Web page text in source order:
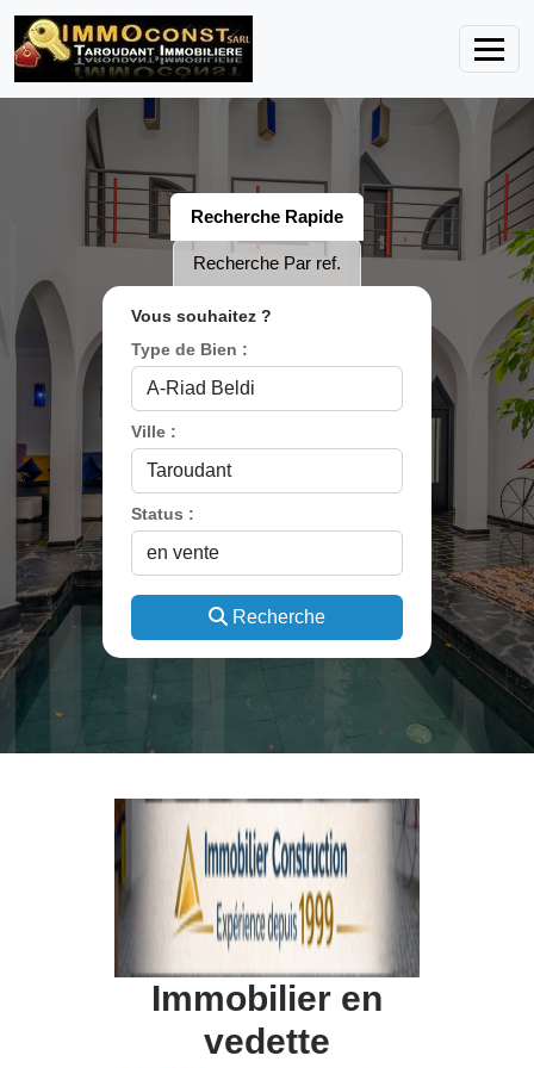
Recherche Rapide
Recherche Par ref.
Vous souhaitez ?
Type de Bien :
Ville :
Status :
Recherche
Immobilier en
vedette